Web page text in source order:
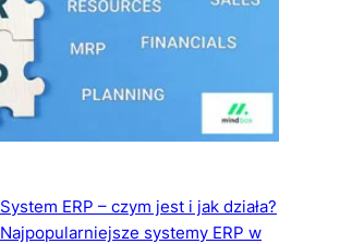
System ERP – czym jest i jak działa?
Najpopularniejsze systemy ERP w